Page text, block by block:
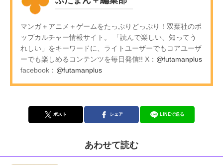
マンガ＋アニメ＋ゲームをたっぷりどっぷり！双葉社のポ
ップカルチャー情報サイト。 「読んで楽しい、知ってう
れしい」をキーワードに、ライトユーザーでもコアユーザ
ーでも楽しめるコンテンツを毎日発信!! X： @futamanplus
facebook： @futamanplus
ポスト シェア LINEで送る
あわせて読む